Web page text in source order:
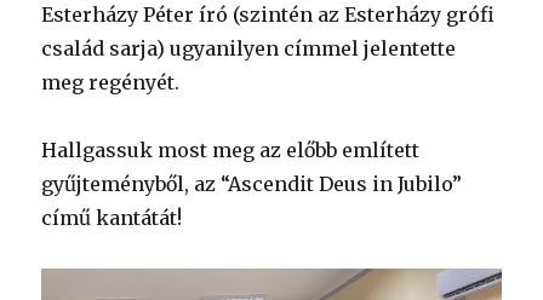
Esterházy Péter író (szintén az Esterházy grófi
család sarja) ugyanilyen címmel jelentette
meg regényét.
Hallgassuk most meg az előbb említett
gyűjteményből, az “Ascendit Deus in Jubilo”
című kantátát!